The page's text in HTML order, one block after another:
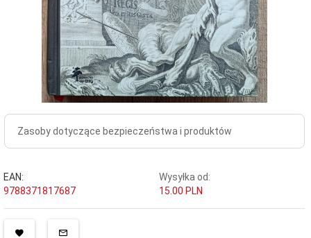
Zasoby dotyczące bezpieczeństwa i produktów
EAN:
9788371817687
Wysyłka od:
15.00 PLN